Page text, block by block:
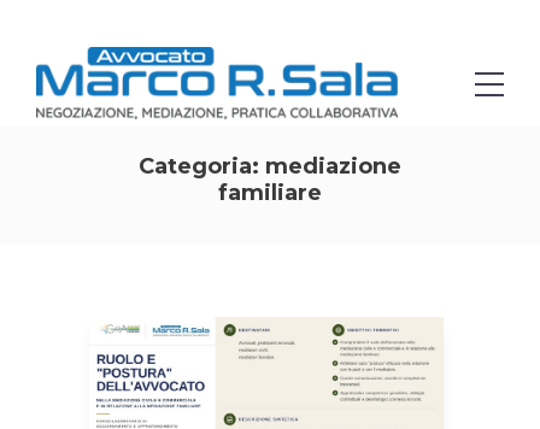
Categoria: mediazione
familiare